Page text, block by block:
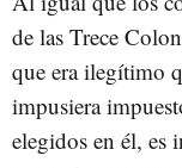
de las Trece
que era ilegítimo
impusiera
elegidos en él, es